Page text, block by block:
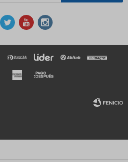
  